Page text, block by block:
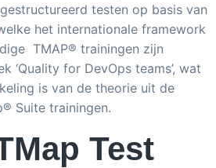
testen op basis van
het internationale framework
TMAP® trainingen zijn
‘Quality for DevOps teams’, wat
is van de theorie uit de
Suite trainingen.
Test